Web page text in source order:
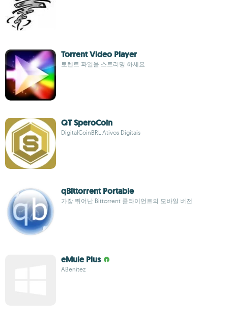
Torrent Video Player
토렌트 파일을 스트리밍 하세요
QT SperoCoin
DigitalCoinBRL Ativos Digitais
qBittorrent Portable
가장 뛰어난 Bittorrent 클라이언트의 모바일 버전
eMule Plus
ABenitez